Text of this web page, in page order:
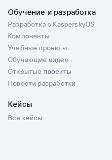
Обучение и разработка
Разработка с KasperskyOS
Компоненты
Учебные проекты
Обучающие видео
Открытые проекты
Новости разработки
Кейсы
Все кейсы